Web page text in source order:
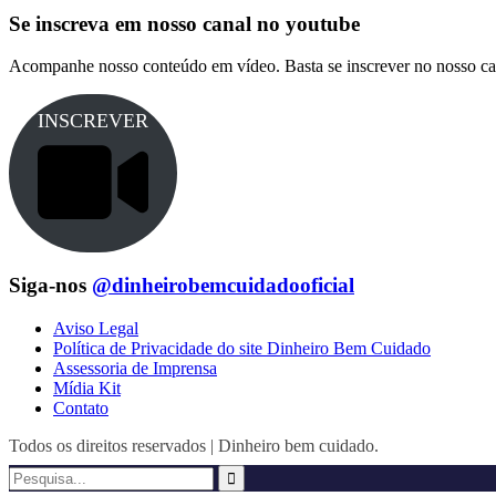
Se inscreva em nosso canal no youtube
Acompanhe nosso conteúdo em vídeo. Basta se inscrever no nosso
INSCREVER
Siga-nos @dinheirobemcuidadooficial
Aviso Legal
Política de Privacidade do site Dinheiro Bem Cuidado
Assessoria de Imprensa
Mídia Kit
Contato
Todos os direitos reservados | Dinheiro bem cuidado.